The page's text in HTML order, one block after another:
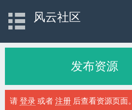
风云社区
发布资源
请 登录 或者 注册 后查看资源页面。